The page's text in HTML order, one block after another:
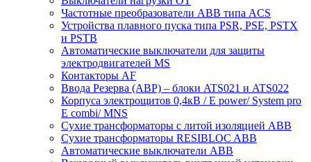
Частотные преобразователи ABB типа ACS
Устройства плавного пуска типа PSR, PSE, PSTX
и PSTB
Автоматические выключатели для защиты
электродвигателей MS
Контакторы AF
Ввода Резерва (АВР) – блоки ATS021 и ATS022
Корпуса электрощитов 0,4кВ / E power/ System pro
E combi/ MNS
Сухие трансформаторы с литой изоляцией ABB
Сухие трансформаторы RESIBLOC ABB
Автоматические выключатели ABB